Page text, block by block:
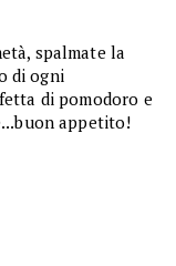
spalmate la
di ogni
di pomodoro e
appetito!